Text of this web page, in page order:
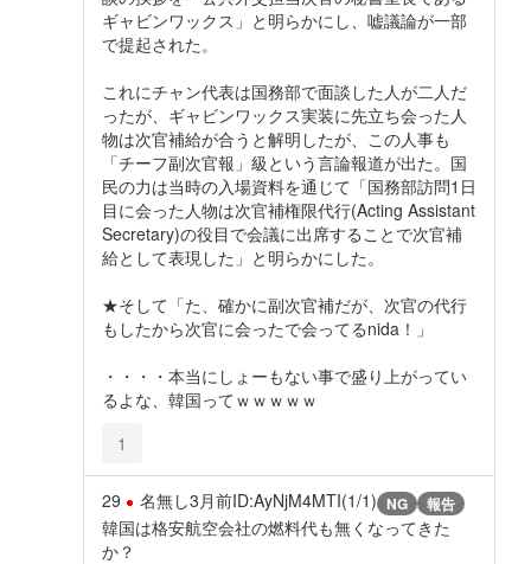
ギャビンワックス」と明らかにし、嘘議論が一部
で提起された。
これにチャン代表は国務部で面談した人が二人だ
ったが、ギャビンワックス実装に先立ち会った人
物は次官補給が合うと解明したが、この人事も
「チーフ副次官報」級という言論報道が出た。国
民の力は当時の入場資料を通じて「国務部訪問1日
目に会った人物は次官補権限代行(Acting Assistant
Secretary)の役目で会議に出席することで次官補
給として表現した」と明らかにした。
★そして「た、確かに副次官補だが、次官の代行
もしたから次官に会ったで会ってるnida！」
・・・・本当にしょーもない事で盛り上がってい
るよな、韓国ってｗｗｗｗｗ
1
29 名無し3月前ID:AyNjM4MTI(1/1) NG 報告
韓国は格安航空会社の燃料代も無くなってきた
か？